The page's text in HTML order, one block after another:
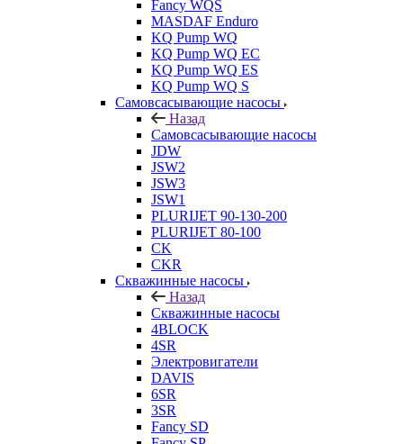
Fancy WQS
MASDAF Enduro
KQ Pump WQ
KQ Pump WQ EC
KQ Pump WQ ES
KQ Pump WQ S
Самовсасывающие насосы
Назад
Самовсасывающие насосы
JDW
JSW2
JSW3
JSW1
PLURIJET 90-130-200
PLURIJET 80-100
CK
CKR
Скважинные насосы
Назад
Скважинные насосы
4BLOCK
4SR
Электровигатели
DAVIS
6SR
3SR
Fancy SD